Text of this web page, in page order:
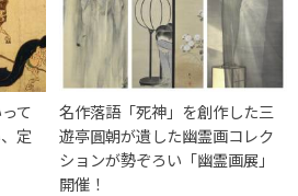
て
定
名作落語「死神」を創作した三
遊亭圓朝が遺した幽霊画コレク
ションが勢ぞろい「幽霊画展」
開催！